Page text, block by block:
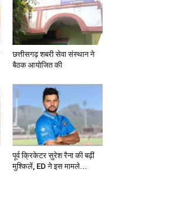
छत्तीसगढ़ शबरी सेवा संस्थान ने
बैठक आयोजित की
पूर्व क्रिकेटर सुरेश रैना की बढ़ीं
मुश्किलें, ED ने इस मामले...